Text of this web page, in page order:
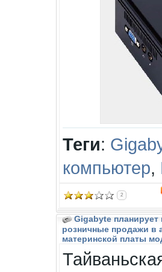
Теги:
компьютер,
2
Gigabyte планирует
розничные продажи в
материнской платы